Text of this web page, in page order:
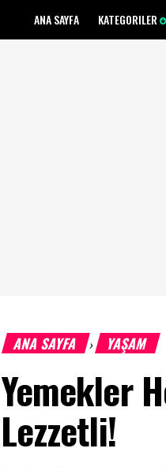
ANA SAYFA KATEGORILER
ANA SAYFA › YAŞAM
Yemekler
Lezzetli!